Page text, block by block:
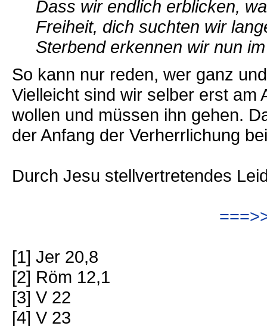
Dass wir endlich erblicken,
Freiheit, dich suchten wir
Sterbend erkennen wir nun
So kann nur reden, wer ganz
Vielleicht sind wir selber erst am
wollen und müssen ihn gehen.
der Anfang der Verherrlichung
Durch Jesu stellvertretendes
[1] Jer 20,8
[2] Röm 12,1
[3] V 22
[4] V 23